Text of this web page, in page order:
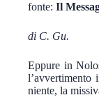
fonte: Il
di C. Gu.
Eppure in
l’avvertimento
niente, la